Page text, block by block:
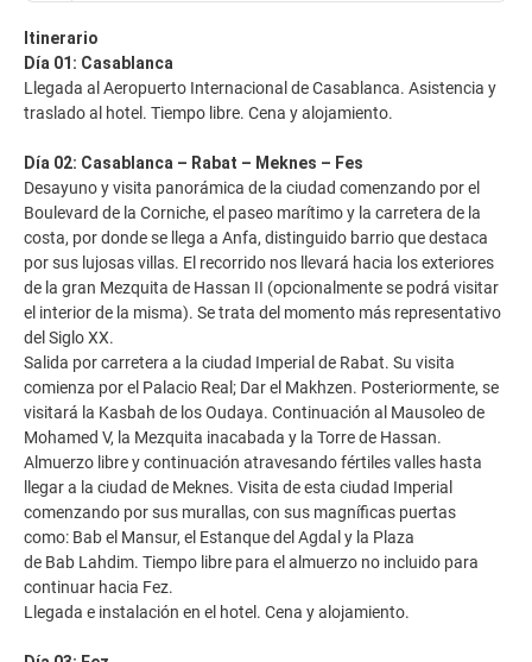
Itinerario
Día 01: Casablanca
Llegada al Aeropuerto Internacional de Casablanca. Asistencia y
traslado al hotel. Tiempo libre. Cena y alojamiento.
Día 02: Casablanca – Rabat – Meknes – Fes
Desayuno y visita panorámica de la ciudad comenzando por el
Boulevard de la Corniche, el paseo marítimo y la carretera de la
costa, por donde se llega a Anfa, distinguido barrio que destaca
por sus lujosas villas. El recorrido nos llevará hacia los exteriores
de la gran Mezquita de Hassan II (opcionalmente se podrá visitar
el interior de la misma). Se trata del momento más representativo
del Siglo XX.
Salida por carretera a la ciudad Imperial de Rabat. Su visita
comienza por el Palacio Real; Dar el Makhzen. Posteriormente, se
visitará la Kasbah de los Oudaya. Continuación al Mausoleo de
Mohamed V, la Mezquita inacabada y la Torre de Hassan.
Almuerzo libre y continuación atravesando fértiles valles hasta
llegar a la ciudad de Meknes. Visita de esta ciudad Imperial
comenzando por sus murallas, con sus magníficas puertas
como: Bab el Mansur, el Estanque del Agdal y la Plaza
de Bab Lahdim. Tiempo libre para el almuerzo no incluido para
continuar hacia Fez.
Llegada e instalación en el hotel. Cena y alojamiento.